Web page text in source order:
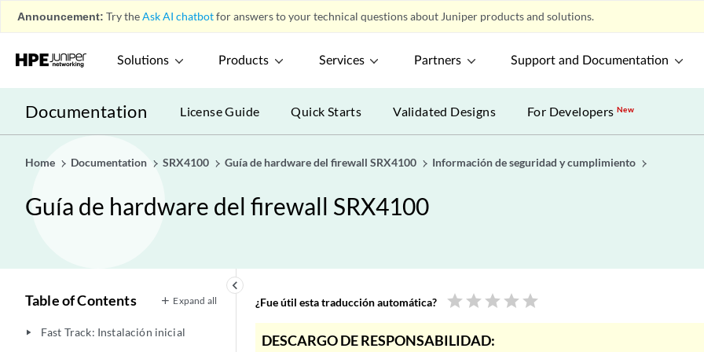
Announcement: Try theAsk AI chatbotfor answers to your technical questions about Juniper products and solutions.
Solutions Products Services Partners Support and Documentation
Documentation License Guide Quick Starts Validated Designs For DevelopersNew
Home Documentation SRX4100 Guía de hardware del firewall SRX4100 Información de seguridad y cumplimiento
Guía de hardware del firewall SRX4100
keyboard_arrow_left
Table of Contents Expand all
play_arrow Fast Track: Instalación inicial
¿Fue útil esta traducción automática? star star star star star
DESCARGO DE RESPONSABILIDAD: